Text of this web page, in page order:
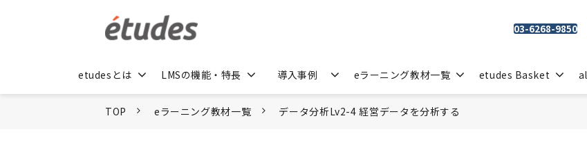
03-6268-9850
etudesとは LMSの機能・特長 導入事例 eラーニング教材一覧 etudes Basket
TOP eラーニング教材一覧 データ分析Lv2-4 経営データを分析する